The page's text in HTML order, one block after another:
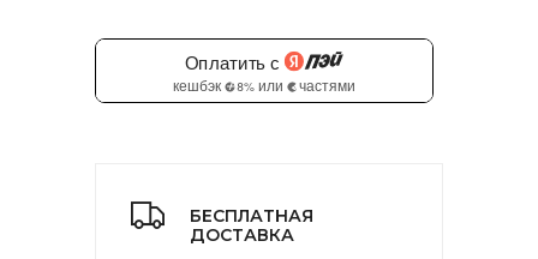
БЕСПЛАТНАЯ
ДОСТАВКА